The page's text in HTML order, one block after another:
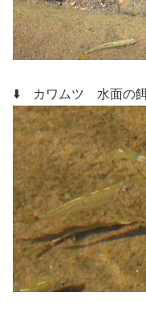
⬇️ カワムツ 水面の